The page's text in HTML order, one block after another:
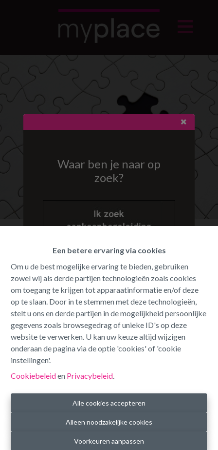
Een betere ervaring via cookies
Om u de best mogelijke ervaring te bieden, gebruiken
zowel wij als derde partijen technologieën zoals cookies
om toegang te krijgen tot apparaatinformatie en/of deze
op te slaan. Door in te stemmen met deze technologieën,
stelt u ons en derde partijen in de mogelijkheid persoonlijke
gegevens zoals browsegedrag of unieke ID's op deze
website te verwerken. U kan uw keuze altijd wijzigen
onderaan de pagina via de optie 'cookies' of 'cookie
instellingen'.
Cookiebeleiden Privacybeleid
Alle cookies accepteren
Alleen noodzakelijke cookies
Voorkeuren aanpassen
Oeps, deze pagina bestaat niet
meer
Te koop Te huur
Waar ben je naar op
zoek?